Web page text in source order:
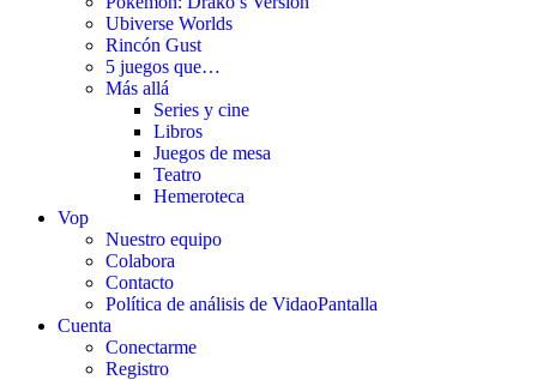
Ubiverse Worlds
Rincón Gust
5 juegos que…
Más allá
Series y cine
Libros
Juegos de mesa
Teatro
Hemeroteca
Vop
Nuestro equipo
Colabora
Contacto
Política de análisis de VidaoPantalla
Cuenta
Conectarme
Registro